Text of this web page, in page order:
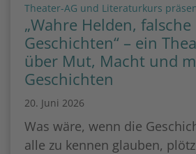
Theater-AG und Literaturkurs
„Wahre Helden, falsche
Geschichten“ – ein
über Mut, Macht und
Geschichten
20. Juni 2026
Was wäre, wenn die
alle zu kennen glauben,